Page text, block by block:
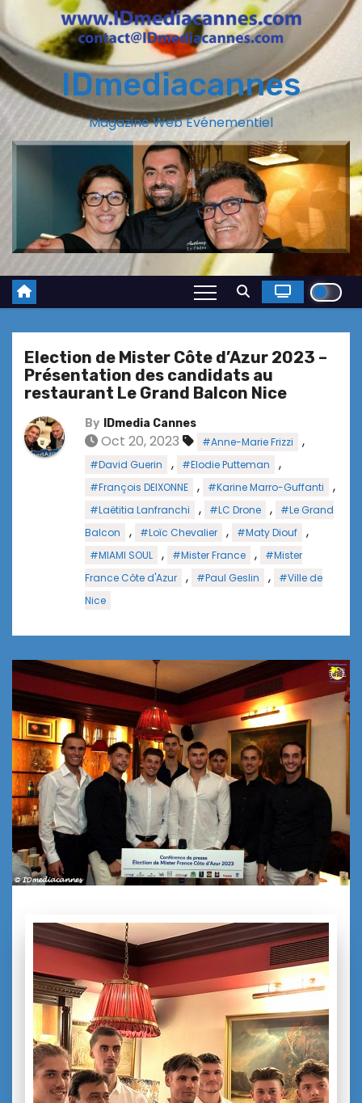
IDmediacannes
Magazine Web Evénementiel
Election de Mister Côte d’Azur 2023 –
Présentation des candidats au
restaurant Le Grand Balcon Nice
By IDmedia Cannes
Oct 20, 2023 #Anne-Marie Frizzi ,
#David Guerin , #Elodie Putteman ,
#François DEIXONNE , #Karine Marro-Guffanti ,
#Laëtitia Lanfranchi , #LC Drone ,
#Le Grand
Balcon
, #Loïc Chevalier , #Maty Diouf ,
#MIAMI SOUL , #Mister France ,
#Mister
France Côte d'Azur
, #Paul Geslin ,
#Ville de
Nice